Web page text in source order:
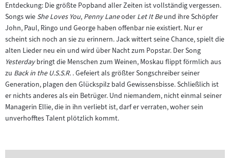
Entdeckung: Die größte Popband aller Zeiten ist vollständig vergessen.
Songs wie She Loves You, Penny Laneoder Let It Beund ihre Schöpfer
John, Paul, Ringo und George haben offenbar nie existiert. Nur er
scheint sich noch an sie zu erinnern. Jack wittert seine Chance, spielt die
alten Lieder neu ein und wird über Nacht zum Popstar. Der Song
Yesterdaybringt die Menschen zum Weinen, Moskau flippt förmlich aus
zu Back in the U.S.S.R. . Gefeiert als größter Songschreiber seiner
Generation, plagen den Glückspilz bald Gewissensbisse. Schließlich ist
er nichts anderes als ein Betrüger. Und niemandem, nicht einmal seiner
Managerin Ellie, die in ihn verliebt ist, darf er verraten, woher sein
unverhofftes Talent plötzlich kommt.